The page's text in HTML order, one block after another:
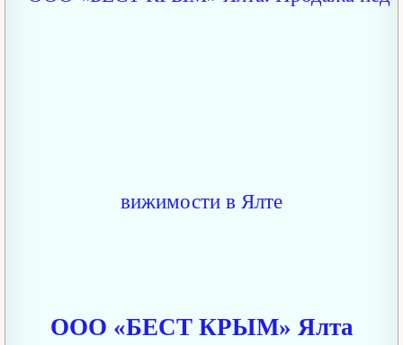
ООО «БЕСТ КРЫМ» Ялта